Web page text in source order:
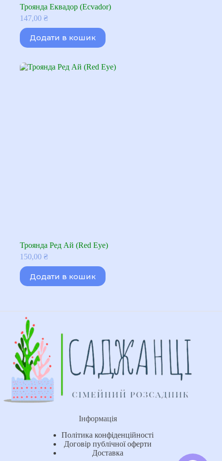
Троянда Еквадор (Ecvador)
147,00 ₴
Додати в кошик
Троянда Ред Ай (Red Eye)
150,00 ₴
Додати в кошик
Інформація
Політика конфіденційності
Договір публічної оферти
Доставка